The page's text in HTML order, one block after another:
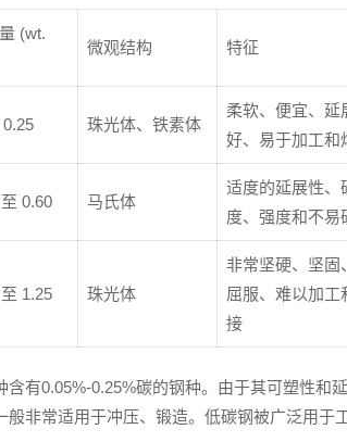
(wt.
微观结构 特征
珠光体、铁素体
柔软、便宜、延
好、易于加工和
0.60 马氏体
适度的延展性、
度、强度和不易
1.25 珠光体
非常坚硬、坚固
屈服、难以加工
接
含有0.05%-0.25%碳的钢种。由于其可塑性和
般非常适用于冲压、锻造。低碳钢被广泛用于